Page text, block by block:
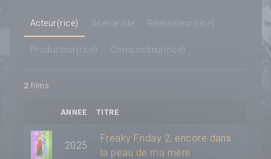
Acteur(rice) Scénariste Réalisateur(rice)
Producteur(rice) Compositeur(rice)
2 films
ANNEE TITRE
2025
Freaky Friday 2, encore dans
la peau de ma mère